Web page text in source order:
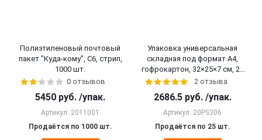
Полиэтиленовый почтовый
пакет "Куда-кому", C6, стрип,
1000 шт.
0 отзывов
5450 руб. /упак.
Артикул: 2011001
Продаётся по 1000 шт.
Упаковка универсальная
складная под формат А4,
гофрокартон, 32×25×7 см, 25
шт.2 отзыва
2686.5 руб. /упак.
Артикул: 20PS306
Продаётся по 25 шт.